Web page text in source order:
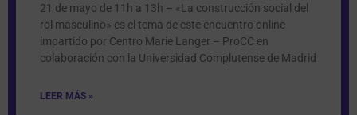
21 de mayo de 11h a 13h – «La construcción social del
rol masculino» es el tema de este encuentro online
impartido por Centro Marie Langer – ProCC en
colaboración con la Universidad Complutense de Madrid
LEER MÁS »